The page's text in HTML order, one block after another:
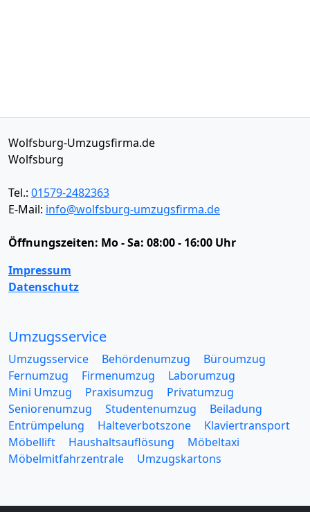
Wolfsburg-Umzugsfirma.de
Wolfsburg
Tel.: 01579-2482363
E-Mail: info@wolfsburg-umzugsfirma.de
Öffnungszeiten: Mo - Sa: 08:00 - 16:00 Uhr
Impressum
Datenschutz
Umzugsservice
Umzugsservice Behördenumzug
Büroumzug
Fernumzug
Firmenumzug
Laborumzug
Mini Umzug
Praxisumzug
Privatumzug
Seniorenumzug
Studentenumzug
Beiladung
Entrümpelung
Halteverbotszone
Klaviertransport
Möbellift
Haushaltsauflösung
Möbeltaxi
Möbelmitfahrzentrale
Umzugskartons